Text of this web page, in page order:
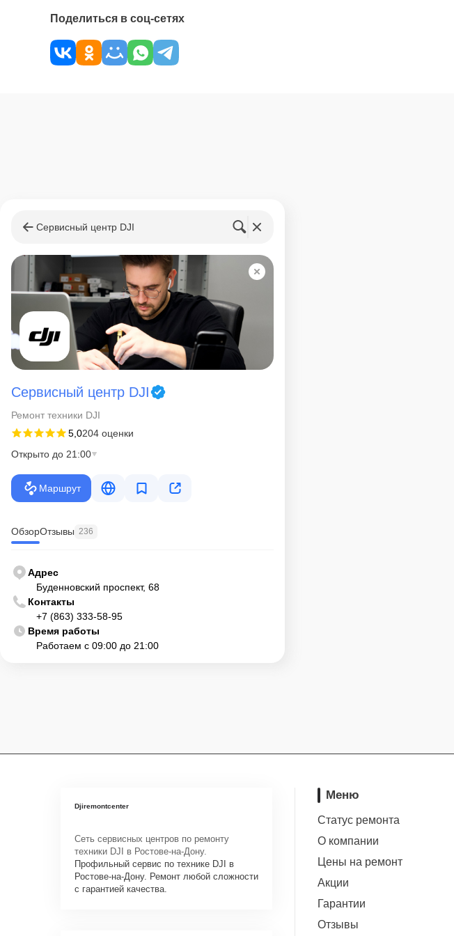
Поделиться в соц-сетях
Сервисный центр DJI
Сервисный центр DJI
Ремонт техники DJI
5,0204 оценки
Открыто до 21:00
Маршрут
ОбзорОтзывы 236
Адрес
Буденновский проспект, 68
Контакты
+7 (863) 333-58-95
Время работы
Работаем с 09:00 до 21:00
Djiremontcenter
Сеть сервисных центров по ремонту
техники DJI в Ростове-на-Дону.
Профильный сервис по технике DJI в
Ростове-на-Дону. Ремонт любой сложности
с гарантией качества.
Меню
Статус ремонта
О компании
Цены на ремонт
Акции
Гарантии
Отзывы